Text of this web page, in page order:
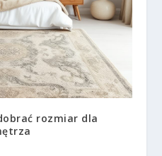
rozmiar dla